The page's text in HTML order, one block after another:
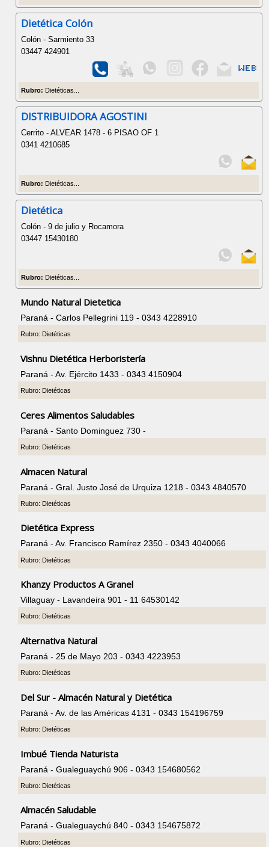
Dietética Colón
Colón - Sarmiento 33
03447 424901
Rubro: Dietéticas...
DISTRIBUIDORA AGOSTINI
Cerrito - ALVEAR 1478 - 6 PISAO OF 1
0341 4210685
Rubro: Dietéticas...
Dietética
Colón - 9 de julio y Rocamora
03447 15430180
Rubro: Dietéticas...
Mundo Natural Dietetica
Paraná - Carlos Pellegrini 119 - 0343 4228910
Rubro: Dietéticas
Vishnu Dietética Herboristería
Paraná - Av. Ejército 1433 - 0343 4150904
Rubro: Dietéticas
Ceres Alimentos Saludables
Paraná - Santo Dominguez 730 -
Rubro: Dietéticas
Almacen Natural
Paraná - Gral. Justo José de Urquiza 1218 - 0343 4840570
Rubro: Dietéticas
Dietética Express
Paraná - Av. Francisco Ramírez 2350 - 0343 4040066
Rubro: Dietéticas
Khanzy Productos A Granel
Villaguay - Lavandeira 901 - 11 64530142
Rubro: Dietéticas
Alternativa Natural
Paraná - 25 de Mayo 203 - 0343 4223953
Rubro: Dietéticas
Del Sur - Almacén Natural y Dietética
Paraná - Av. de las Américas 4131 - 0343 154196759
Rubro: Dietéticas
Imbué Tienda Naturista
Paraná - Gualeguaychú 906 - 0343 154680562
Rubro: Dietéticas
Almacén Saludable
Paraná - Gualeguaychú 840 - 0343 154675872
Rubro: Dietéticas